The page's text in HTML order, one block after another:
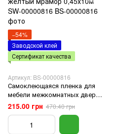
−54%
Заводской клей
Сертификат качества
Артикул: BS-00000816
Самоклеющаяся пленка для
мебели межкомнатных дверей
декора интерьера желтый
мрамор 0,45х10м SW-00000816
215.00 грн 470.40 грн